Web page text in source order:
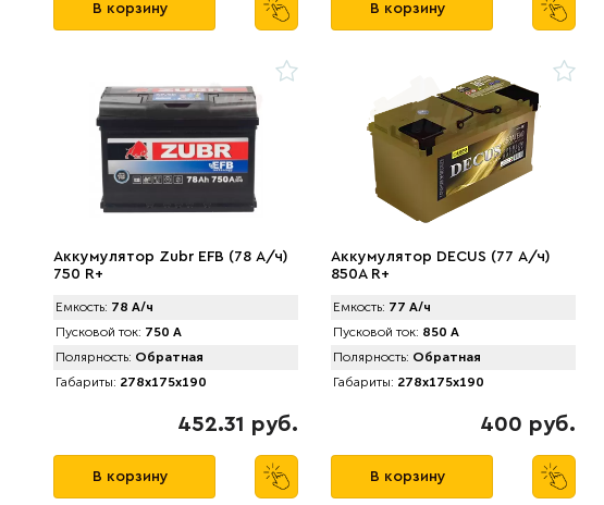
В корзину В корзину
Аккумулятор Zubr EFB (78 А/ч)
750 R+
Емкость: 78 А/ч
Пусковой ток: 750 А
Полярность: Обратная
Габариты: 278x175x190
452.31 руб.
В корзину
Аккумулятор DECUS (77 А/ч)
850A R+
Емкость: 77 А/ч
Пусковой ток: 850 А
Полярность: Обратная
Габариты: 278x175x190
400 руб.
В корзину